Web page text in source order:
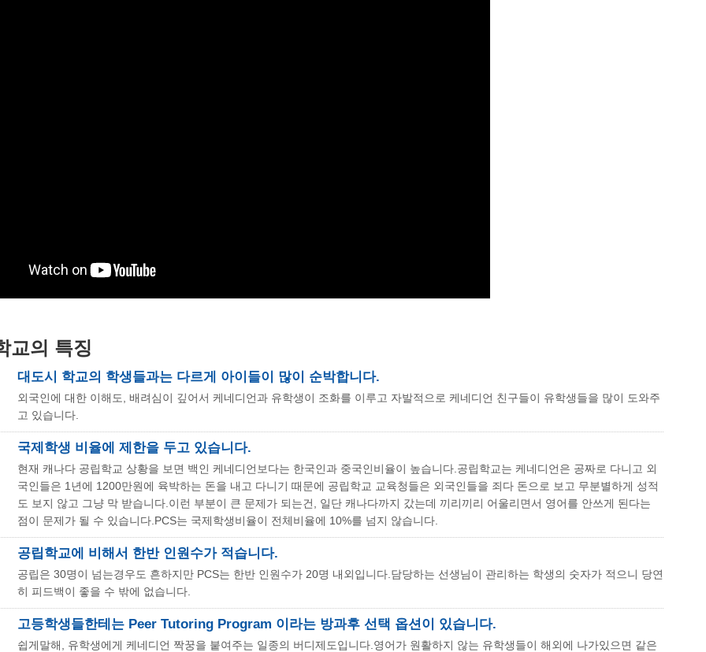
교의 특징
대도시 학교의 학생들과는 다르게 아이들이 많이 순박합니다.
외국인에 대한 이해도, 배려심이 깊어서 케네디언과 유학생이 조화를 이루고 자발적으로 케네디언 친구들이 유학생들을 많이 도와주
고 있습니다.
국제학생 비율에 제한을 두고 있습니다.
현재 캐나다 공립학교 상황을 보면 백인 케네디언보다는 한국인과 중국인비율이 높습니다.공립학교는 케네디언은 공짜로 다니고 외
국인들은 1년에 1200만원에 육박하는 돈을 내고 다니기 때문에 공립학교 교육청들은 외국인들을 죄다 돈으로 보고 무분별하게 성적
도 보지 않고 그냥 막 받습니다.이런 부분이 큰 문제가 되는건, 일단 캐나다까지 갔는데 끼리끼리 어울리면서 영어를 안쓰게 된다는
점이 문제가 될 수 있습니다.PCS는 국제학생비율이 전체비율에 10%를 넘지 않습니다.
공립학교에 비해서 한반 인원수가 적습니다.
공립은 30명이 넘는경우도 흔하지만 PCS는 한반 인원수가 20명 내외입니다.담당하는 선생님이 관리하는 학생의 숫자가 적으니 당연
히 피드백이 좋을 수 밖에 없습니다.
고등학생들한테는 Peer Tutoring Program 이라는 방과후 선택 옵션이 있습니다.
쉽게말해, 유학생에게 케네디언 짝꿍을 붙여주는 일종의 버디제도입니다.영어가 원활하지 않는 유학생들이 해외에 나가있으면 같은